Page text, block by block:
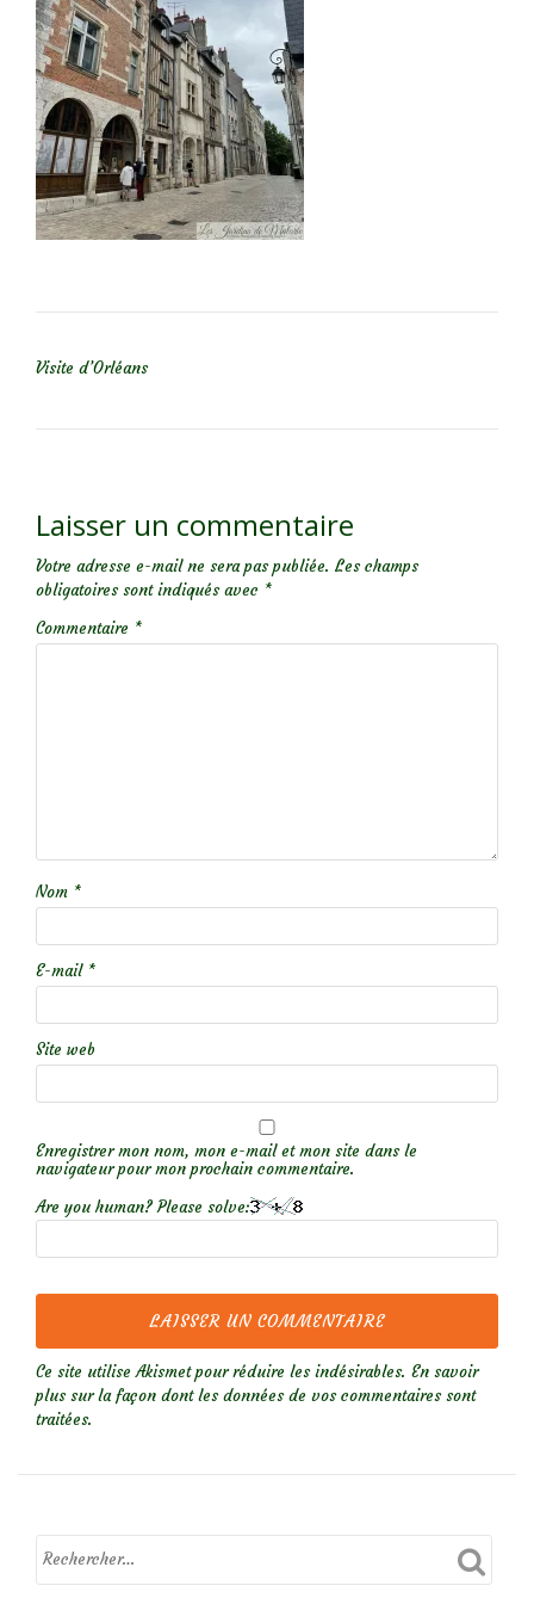
Visite d’Orléans
Laisser un commentaire
Votre adresse e-mail ne sera pas publiée. Les champs
obligatoires sont indiqués avec *
Commentaire *
Nom *
E-mail *
Site web
Enregistrer mon nom, mon e-mail et mon site dans le
navigateur pour mon prochain commentaire.
Are you human? Please solve:
Ce site utilise Akismet pour réduire les indésirables. En savoir
plus sur la façon dont les données de vos commentaires sont
traitées.